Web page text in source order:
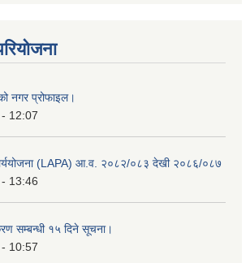
नगर प्रोफाइल।
12:07
(LAPA) आ.व. २०८२/०८३ देखी २०८६/०८७
13:46
सम्बन्धी १५ दिने सूचना।
10:57